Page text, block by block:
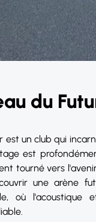
du
un club qui
est
tourné vers
une arène
où